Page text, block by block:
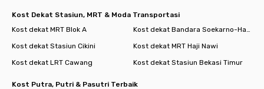
Kost Dekat Stasiun, MRT & Moda Transportasi
Kost dekat MRT Blok A
Kost dekat Bandara Soekarno-Hatta
Kost dekat Stasiun Cikini
Kost dekat MRT Haji Nawi
Kost dekat LRT Cawang
Kost dekat Stasiun Bekasi Timur
Kost Putra, Putri & Pasutri Terbaik